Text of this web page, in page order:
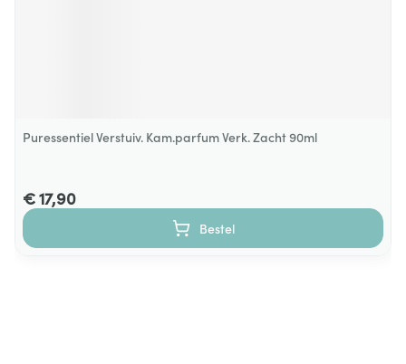
Puressentiel Verstuiv. Kam.parfum Verk. Zacht 90ml
€ 17,90
Bestel